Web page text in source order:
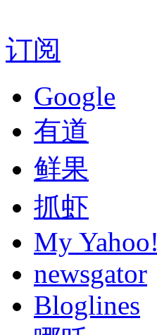
订阅
Google
有道
鲜果
抓虾
My Yahoo!
newsgator
Bloglines